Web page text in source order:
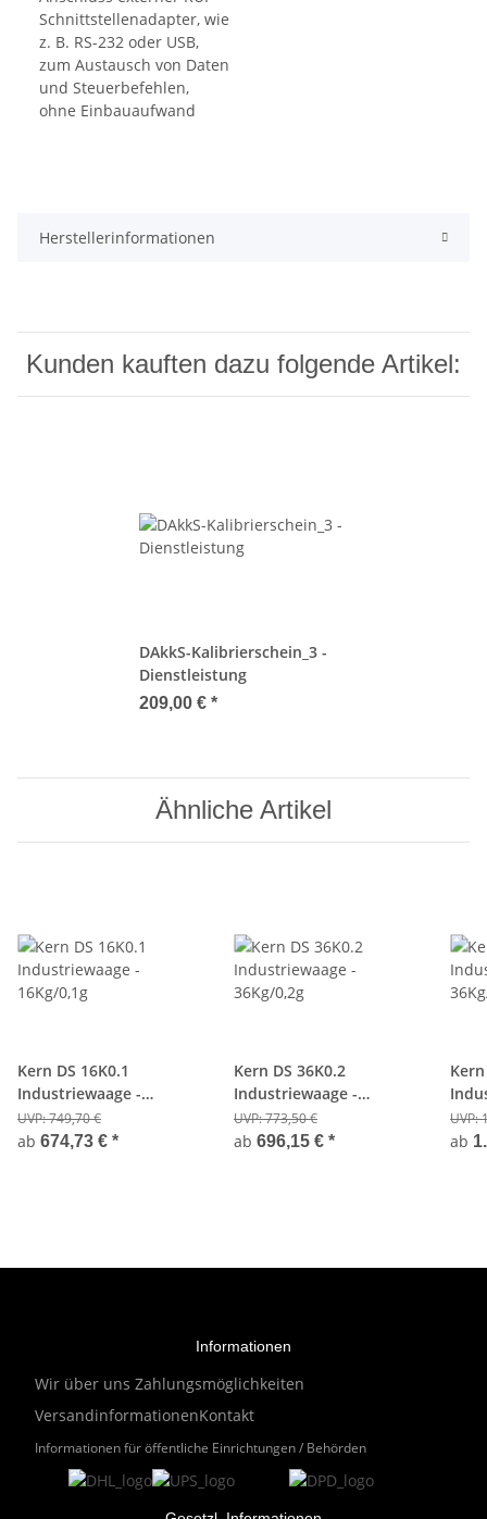
Herstellerinformationen
Kunden kauften dazu folgende Artikel:
DAkkS-Kalibrierschein_3 -
Dienstleistung
209,00 € *
Ähnliche Artikel
Kern DS 16K0.1
Industriewaage -
16Kg/0,1g
UVP:749,70 €
ab 674,73 € *
Kern DS 36K0.2
Industriewaage -
36Kg/0,2g
UVP:773,50 €
ab 696,15 € *
UVP:
ab
Informationen
Wir über uns Zahlungsmöglichkeiten
VersandinformationenKontakt
Informationen für öffentliche Einrichtungen / Behörden